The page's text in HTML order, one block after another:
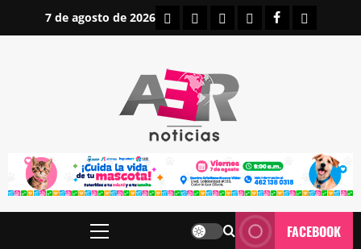
7 de agosto de 2026 INICIOIRAPUATO
ESTATALES
NACIONALES
FACEBOOK
Menú
FACEBOOK